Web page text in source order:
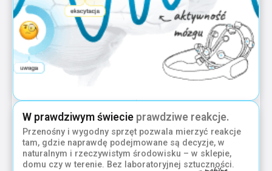
W prawdziwym świecie prawdziwe reakcje.
Przenośny i wygodny sprzęt pozwala mierzyć reakcje
tam, gdzie naprawdę podejmowane są decyzje, w
naturalnym i rzeczywistym środowisku – w sklepie,
domu czy w terenie. Bez laboratoryjnej sztuczności.